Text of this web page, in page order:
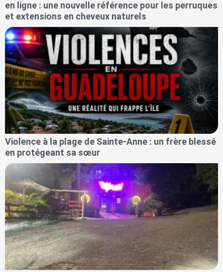
en ligne : une nouvelle référence pour les perruques
et extensions en cheveux naturels
Violence à la plage de Sainte-Anne : un frère blessé
en protégeant sa sœur